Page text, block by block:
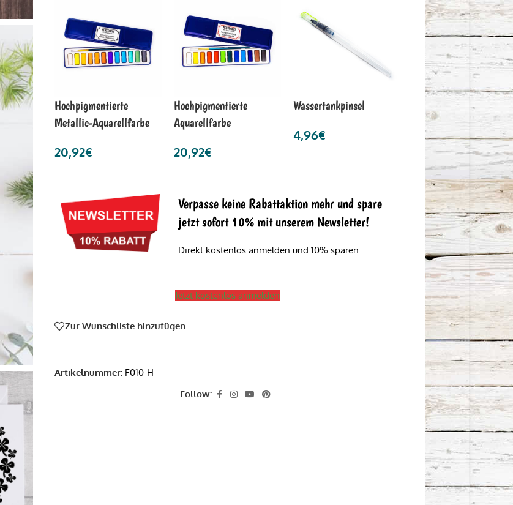
Hochpigmentierte
Metallic-Aquarellfarbe
20,92€
Hochpigmentierte
Aquarellfarbe
20,92€
Wassertankpinsel
4,96€
Verpasse keine Rabattaktion mehr und spare
jetzt sofort 10% mit unserem Newsletter!
Direkt kostenlos anmelden und 10% sparen.
Jetzt kostenlos anmelden
Zur Wunschliste hinzufügen
Artikelnummer: F010-H
Follow: